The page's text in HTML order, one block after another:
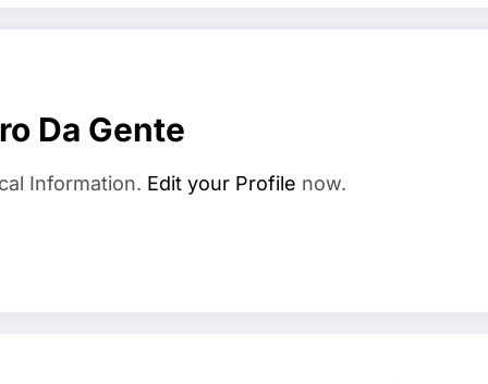
Da Gente
Information. Edit your Profile now.